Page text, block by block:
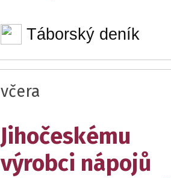
Táborský deník
včera
Jihočeskému
výrobci nápojů